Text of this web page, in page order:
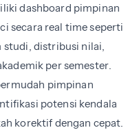
dashboard pimpinan
secara real time seperti
distribusi nilai,
per semester.
pimpinan
potensi kendala
korektif dengan cepat.